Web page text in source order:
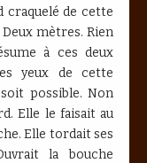
craquelé de cette
mètres. Rien
à ces deux
yeux de cette
possible. Non
Elle le faisait au
Elle tordait ses
la bouche